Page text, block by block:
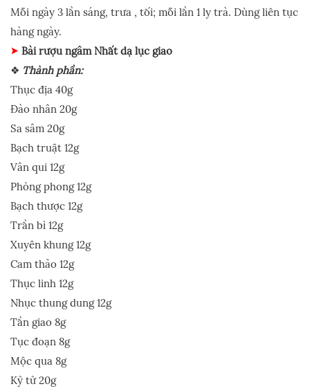
Mỗi ngày 3 lần sáng, trưa , tối; mỗi lần 1 ly trà. Dùng liên tục
hàng ngày.
Bài rượu ngâm Nhất dạ lục giao
❖ Thành phần:
Thục địa 40g
Đào nhân 20g
Sa sâm 20g
Bạch truật 12g
Vân qui 12g
Phòng phong 12g
Bạch thược 12g
Trần bì 12g
Xuyên khung 12g
Cam thảo 12g
Thục linh 12g
Nhục thung dung 12g
Tần giao 8g
Tục đoạn 8g
Mộc qua 8g
Kỷ tử 20g